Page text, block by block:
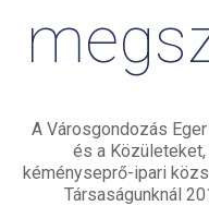
A Városgondozás
és a
kéményseprő-ipari
Társaságunknál